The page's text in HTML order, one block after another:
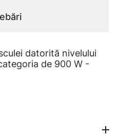
datorită nivelului
de 900 W -